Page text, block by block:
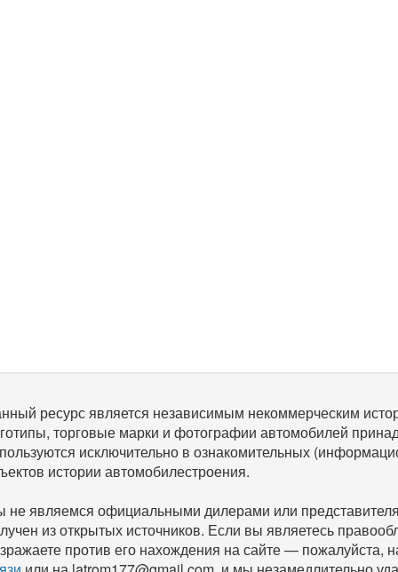
ресурс является независимым некоммерческим
торговые марки и фотографии автомобилей
исключительно в ознакомительных
истории автомобилестроения.
не являемся официальными дилерами или
из открытых источников. Если вы являетесь
против его нахождения на сайте — пожалуйста,